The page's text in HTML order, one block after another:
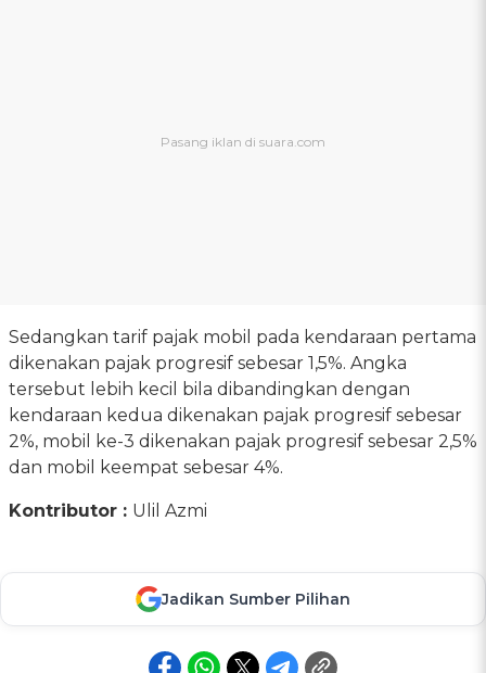
Sedangkan tarif pajak mobil pada kendaraan pertama
dikenakan pajak progresif sebesar 1,5%. Angka
tersebut lebih kecil bila dibandingkan dengan
kendaraan kedua dikenakan pajak progresif sebesar
2%, mobil ke-3 dikenakan pajak progresif sebesar 2,5%
dan mobil keempat sebesar 4%.
Kontributor : Ulil Azmi
Jadikan Sumber Pilihan